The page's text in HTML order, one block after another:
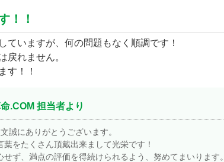
！！
ていますが、何の問題もなく順調です！
戻れません。
す！！
.COM 担当者より
誠にありがとうございます。
葉をたくさん頂戴出来まして光栄です！
せず、満点の評価を得続けられるよう、努めてまいります。